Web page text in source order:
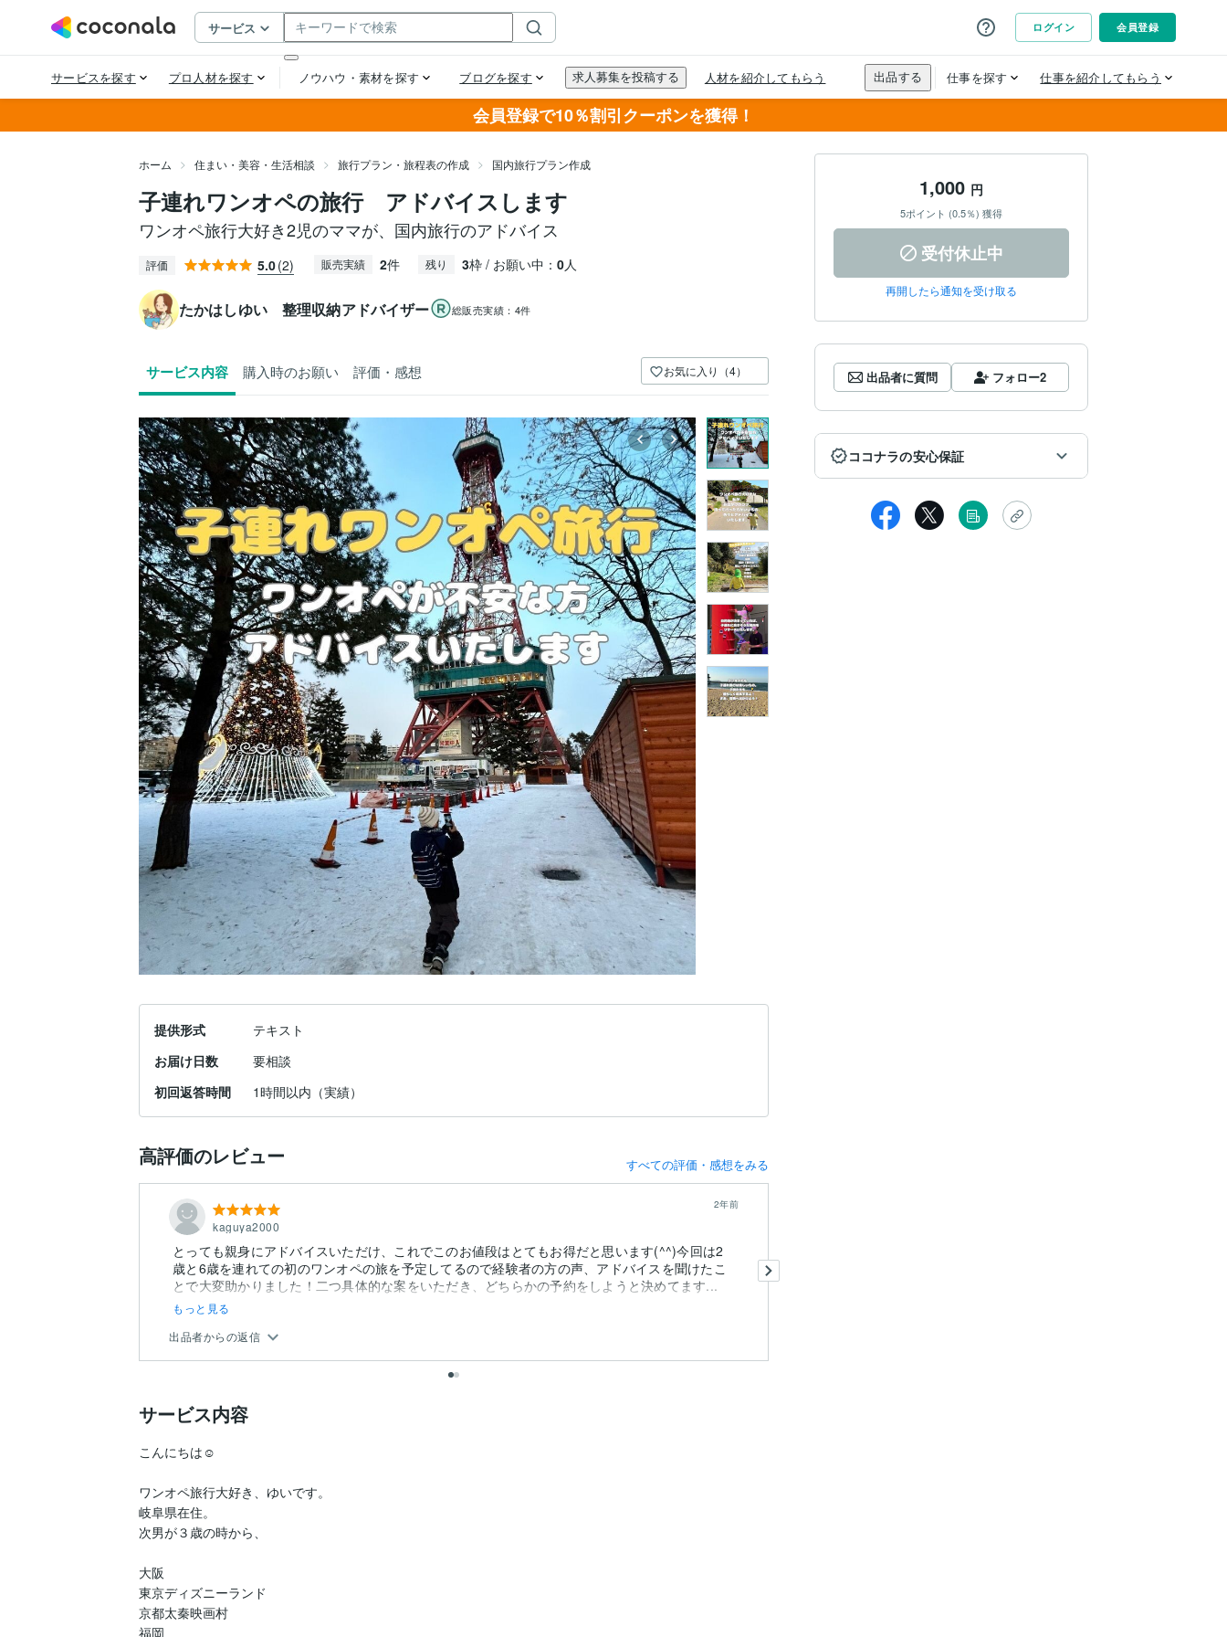
会員登録で10％割引クーポンを獲得！
ホーム 住まい・美容・生活相談 旅行プラン・旅程表の作成 国内旅行プラン作成
子連れワンオペの旅行 アドバイスします
ワンオペ旅行大好き2児のママが、国内旅行のアドバイス
評価 5.0(2) 販売実績 2件 残り 3枠 / お願い中： 0人
たかはしゆい 整理収納アドバイザー 総販売実績： 4件
サービス内容 購入時のお願い 評価・感想 お気に入り（4）
提供形式
テキスト
お届け日数
要相談
初回返答時間
1時間以内（実績）
高評価のレビュー すべての評価・感想をみる
kaguya2000
2年前
とっても親身にアドバイスいただけ、これでこのお値段はとてもお得だと思います(^^)今回は2
歳と6歳を連れての初のワンオペの旅を予定してるので経験者の方の声、アドバイスを聞けたこ
とで大変助かりました！二つ具体的な案をいただき、どちらかの予約をしようと決めてます...
もっと見る
出品者からの返信
サービス内容
こんにちは☺
ワンオペ旅行大好き、ゆいです。
岐阜県在住。
次男が３歳の時から、
大阪
東京ディズニーランド
京都太秦映画村
福岡
1,000 円
5ポイント (0.5％) 獲得
受付休止中
再開したら通知を受け取る
出品者に質問 フォロー2
ココナラの安心保証